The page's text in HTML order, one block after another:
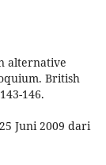
alternative
British
146.
Juni 2009 dari